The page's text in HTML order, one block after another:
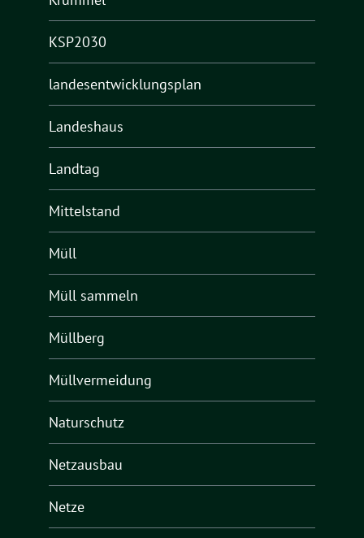
KSP2030
landesentwicklungsplan
Landeshaus
Landtag
Mittelstand
Müll
Müll sammeln
Müllberg
Müllvermeidung
Naturschutz
Netzausbau
Netze